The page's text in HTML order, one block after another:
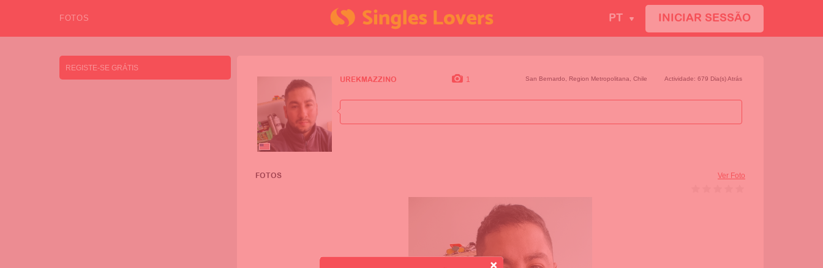
FOTOS PT INICIAR SESSÃO
REGISTE-SE GRÁTIS
UREKMAZZINO 1 San Bernardo, Region Metropolitana,Chile Actividade: 679 Dia(s) Atrás
FOTOS Ver Foto